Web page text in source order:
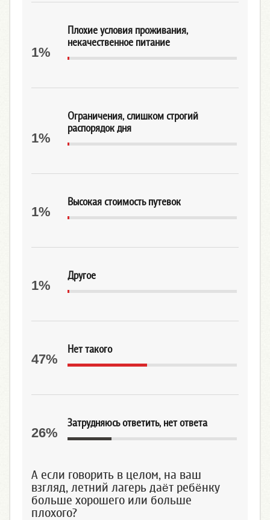
Плохие условия проживания,
некачественное питание
1%
Ограничения, слишком строгий
распорядок дня
1%
Высокая стоимость путевок
1%
Другое
1%
Нет такого
47%
Затрудняюсь ответить, нет ответа
26%
А если говорить в целом, на ваш
взгляд, летний лагерь даёт ребёнку
больше хорошего или больше
плохого?